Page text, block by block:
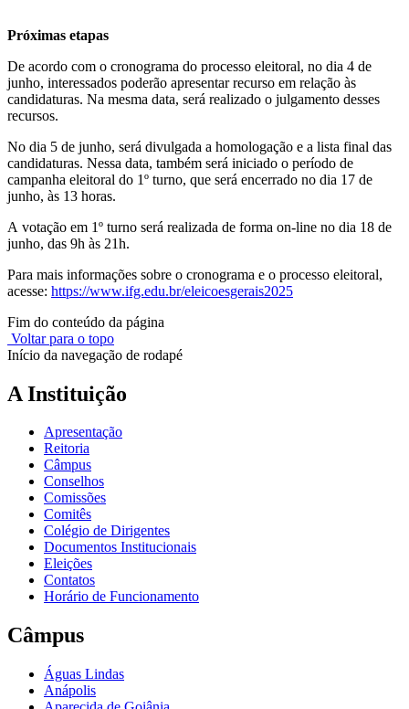
Próximas etapas
De acordo com o cronograma do processo eleitoral, no dia 4 de
junho, interessados poderão apresentar recurso em relação às
candidaturas. Na mesma data, será realizado o julgamento desses
recursos.
No dia 5 de junho, será divulgada a homologação e a lista final das
candidaturas. Nessa data, também será iniciado o período de
campanha eleitoral do 1º turno, que será encerrado no dia 17 de
junho, às 13 horas.
A votação em 1º turno será realizada de forma on-line no dia 18 de
junho, das 9h às 21h.
Para mais informações sobre o cronograma e o processo eleitoral,
acesse: https://www.ifg.edu.br/eleicoesgerais2025
Fim do conteúdo da página
Voltar para o topo
Início da navegação de rodapé
A Instituição
Apresentação
Reitoria
Câmpus
Conselhos
Comissões
Comitês
Colégio de Dirigentes
Documentos Institucionais
Eleições
Contatos
Horário de Funcionamento
Câmpus
Águas Lindas
Anápolis